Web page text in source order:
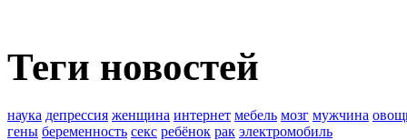
Теги новостей
наука депрессия женщина интернет мебель мозг мужчина
гены беременность секс ребёнок рак электромобиль